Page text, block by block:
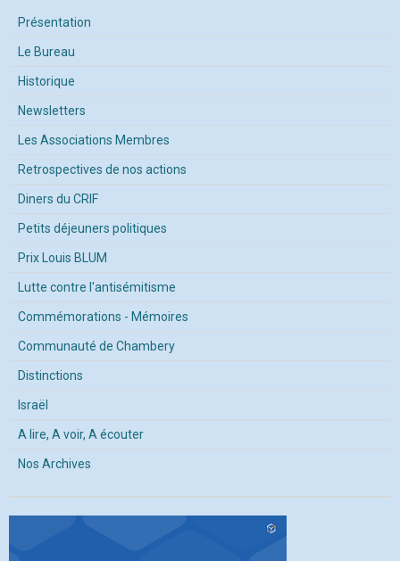
Présentation
Le Bureau
Historique
Newsletters
Les Associations Membres
Retrospectives de nos actions
Diners du CRIF
Petits déjeuners politiques
Prix Louis BLUM
Lutte contre l'antisémitisme
Commémorations - Mémoires
Communauté de Chambery
Distinctions
Israël
A lire, A voir, A écouter
Nos Archives